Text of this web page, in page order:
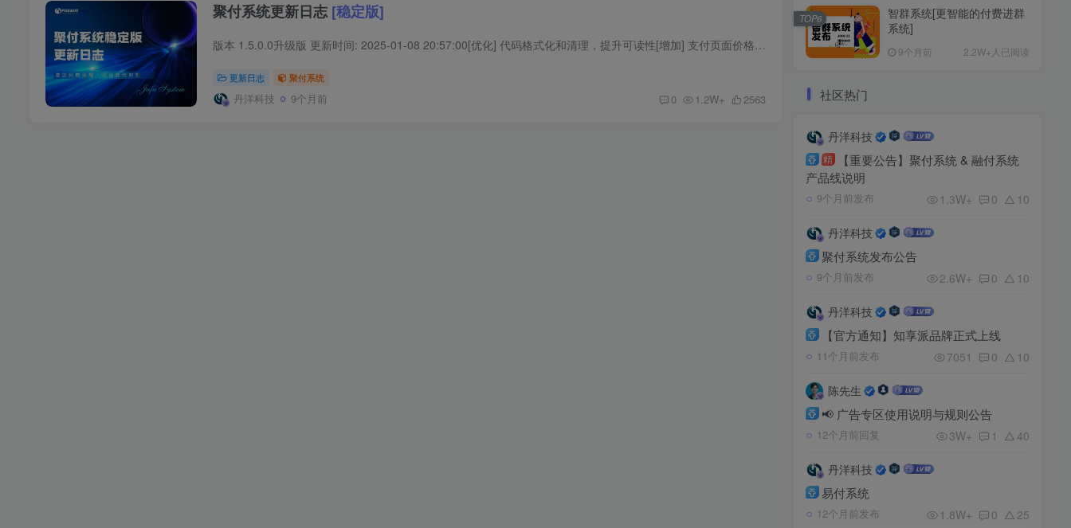
聚付系统更新日志 [稳定版]
版本 1.5.0.0升级版 更新时间: 2025-01-08 20:57:00[优化] 代码格式化和清理，提升可读性[增加] 支付页面价格变更提示功能，增强用户体验[修复] 修正支付相关逻辑中的潜在问题[修复] 日志无法清...
更新日志 聚付系统
丹洋科技 9个月前 0 1.2W+ 2563
智群系统[更智能的付费进群
系统]
9个月前 2.2W+人已阅读
TOP6
社区热门
丹洋科技
精
【重要公告】聚付系统 & 融付系统
产品线说明
9个月前发布 1.3W+ 0 10
丹洋科技
聚付系统发布公告
9个月前发布 2.6W+ 0 10
丹洋科技
【官方通知】知享派品牌正式上线
11个月前发布 7051 0 10
陈先生
📢 广告专区使用说明与规则公告
12个月前回复 3W+ 1 40
丹洋科技
易付系统
12个月前发布 1.8W+ 0 25